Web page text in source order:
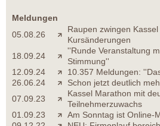
Meldungen
05.08.26
Raupen zwingen
Kursänderungen
18.09.24
''Runde Veranstaltung
Stimmung''
12.09.24
10.357 Meldungen:
26.06.24
Schon jetzt deutlich
07.09.23
Kassel Marathon mit
Teilnehmerzuwachs
01.09.23
Am Sonntag ist Online-